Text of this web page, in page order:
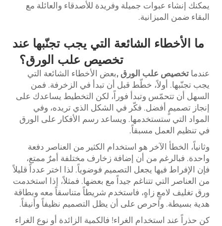
يمكنك إنشاء عبوات جميلة وفريدة للأصدقاء والعائلة مع
البقاء ضمن الميزانية.
ما الأخطاء الشائعة التي يجب تجنّبها عند
تخصيص علب الورق؟
عندما تخصيص علب الورق ,بعض الأخطاء الشائعة التي
يجب تجنّبها. أولاً، خطّط قبل أن تبدأ في الزخرفة. فمن
السهل أن تتحمّس وتبدأ فوراً، لكن التخطيط يساعدك على
إنجاز تصميمٍ أفضل. فكّر في الشكل الذي تريده، وفي
المواد التي ستستخدمها. ويساعد رسم الأفكار على الورق
في تنظيم العمل مسبقاً.
وثانياً، الخطأ الآخر هو استخدام الكثير من العناصر دفعة
واحدة. فبالرغم من أن إضافة زخارف مختلفة أمرٌ ممتع،
فإن الإفراط فيها يجعل التصميم فوضوياً. لذا اختر عدداً قليلاً
من العناصر التي تتناغم جيداً مع بعضها. فمثلاً، إذا استخدمت
ورق تغليف لامعٍ زاهٍ، فاستخدم شريطاً متناسقاً معه وبطاقة
هدية بسيطة. واحرص على أن يظل التصميم نظيفاً وأنيقاً.
كن حذراً عند استخدام الغراء! فالكمية الزائدة أو نوع الغراء